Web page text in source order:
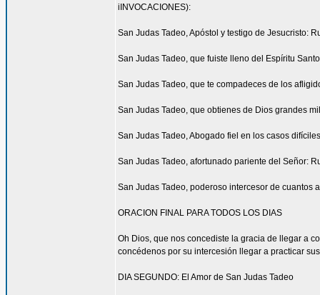
iINVOCACIONES):
San Judas Tadeo, Apóstol y testigo de Jesucristo:
San Judas Tadeo, que fuiste lleno del Espíritu
San Judas Tadeo, que te compadeces de los
San Judas Tadeo, que obtienes de Dios grandes
San Judas Tadeo, Abogado fiel en los casos
San Judas Tadeo, afortunado pariente del Señor:
San Judas Tadeo, poderoso intercesor de cuantos
ORACION FINAL PARA TODOS LOS DIAS
Oh Dios, que nos concediste la gracia de llegar a
concédenos por su intercesión llegar a practicar
DIA SEGUNDO: El Amor de San Judas Tadeo